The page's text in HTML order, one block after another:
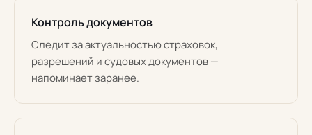
Контроль документов
Следит за актуальностью страховок,
разрешений и судовых документов —
напоминает заранее.